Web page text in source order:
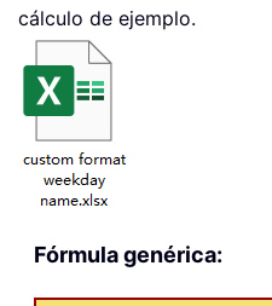
cálculo de ejemplo.
Fórmula genérica: